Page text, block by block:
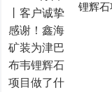
锂辉石